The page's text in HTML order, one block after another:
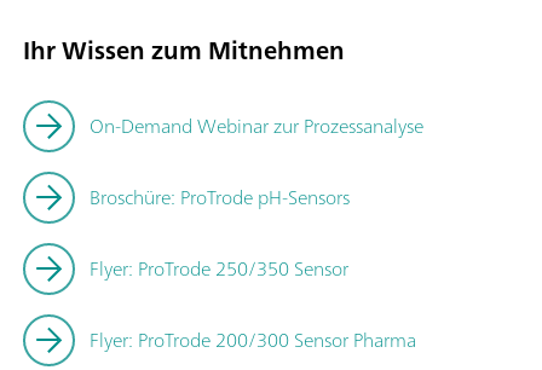
Ihr Wissen zum Mitnehmen
On-Demand Webinar zur Prozessanalyse
Broschüre: ProTrode pH-Sensors
Flyer: ProTrode 250/350 Sensor
Flyer: ProTrode 200/300 Sensor Pharma